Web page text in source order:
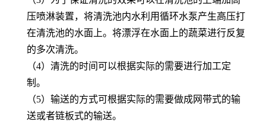
压喷淋装置，将清洗池内水利用循环水泵产生高压打
在清洗池的水面上。将漂浮在水面上的蔬菜进行反复
的多次清洗。
（4）清洗的时间可以根据实际的需要进行加工定
制。
（5）输送的方式可根据实际的需要做成网带式的输
送或者链板式的输送。